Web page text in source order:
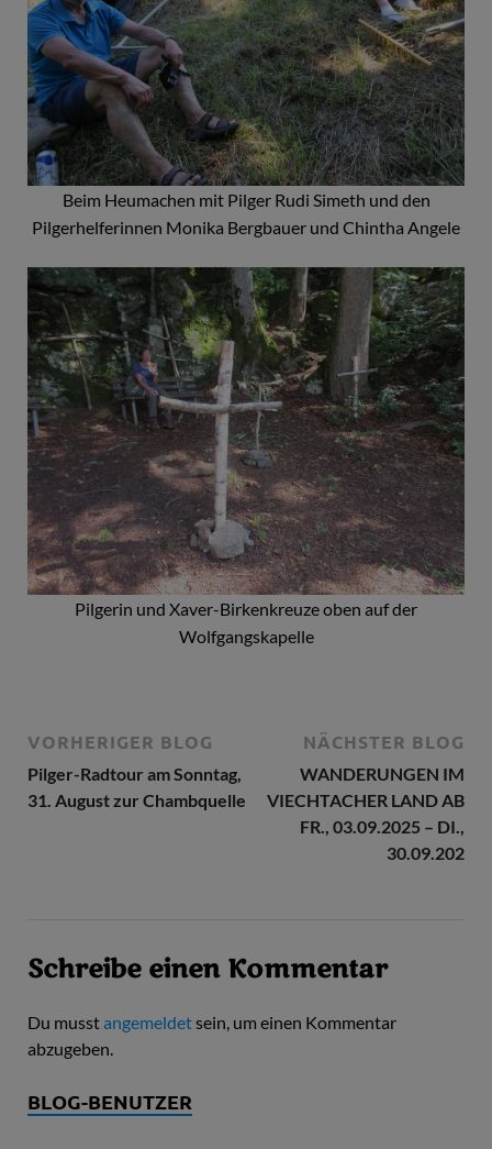
Beim Heumachen mit Pilger Rudi Simeth und den
Pilgerhelferinnen Monika Bergbauer und Chintha Angele
Pilgerin und Xaver-Birkenkreuze oben auf der
Wolfgangskapelle
VORHERIGER BLOG
Pilger-Radtour am Sonntag,
31. August zur Chambquelle
NÄCHSTER BLOG
WANDERUNGEN IM
VIECHTACHER LAND AB
FR., 03.09.2025 – DI.,
30.09.202
Schreibe einen Kommentar
Du musstangemeldetsein, um einen Kommentar
abzugeben.
BLOG-BENUTZER